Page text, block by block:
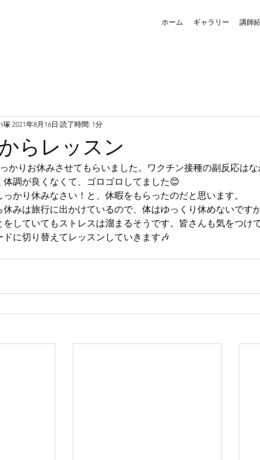
ホーム ギャラリー 講師
らレッスン
塚 2021年8月16日 読了時間: 1分
かりお休みさせてもらいました。ワクチン接種の副反応はな
体調が良くなくて、ゴロゴロしてました😊
かり休みなさい！と、休暇をもらったのだと思います。
休みは旅行に出かけているので、体はゆっくり休めないです
をしていてもストレスは溜まるそうです。皆さんも気をつけ
ドに切り替えてレッスンしていきます🎶